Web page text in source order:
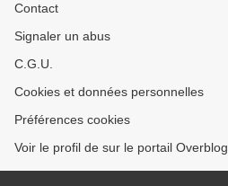
Contact
Signaler un abus
C.G.U.
Cookies et données personnelles
Préférences cookies
Voir le profil de sur le portail Overblog